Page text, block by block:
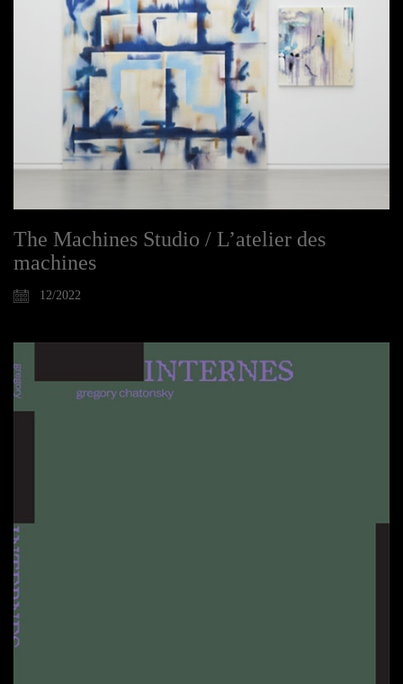
The Machines Studio / L’atelier des
machines
12/2022